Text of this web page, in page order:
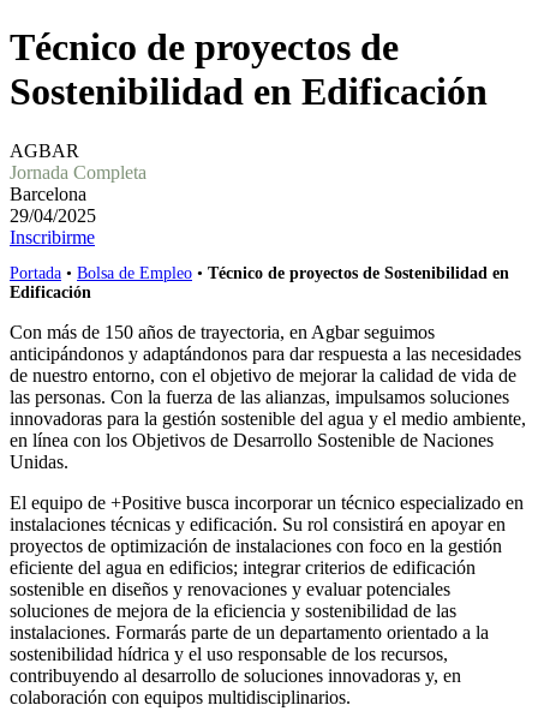
Técnico de proyectos de
Sostenibilidad en Edificación
AGBAR
Jornada Completa
Barcelona
29/04/2025
Inscribirme
Portada • Bolsa de Empleo • Técnico de proyectos de Sostenibilidad en
Edificación
Con más de 150 años de trayectoria, en Agbar seguimos
anticipándonos y adaptándonos para dar respuesta a las necesidades
de nuestro entorno, con el objetivo de mejorar la calidad de vida de
las personas. Con la fuerza de las alianzas, impulsamos soluciones
innovadoras para la gestión sostenible del agua y el medio ambiente,
en línea con los Objetivos de Desarrollo Sostenible de Naciones
Unidas.
El equipo de +Positive busca incorporar un técnico especializado en
instalaciones técnicas y edificación. Su rol consistirá en apoyar en
proyectos de optimización de instalaciones con foco en la gestión
eficiente del agua en edificios; integrar criterios de edificación
sostenible en diseños y renovaciones y evaluar potenciales
soluciones de mejora de la eficiencia y sostenibilidad de las
instalaciones. Formarás parte de un departamento orientado a la
sostenibilidad hídrica y el uso responsable de los recursos,
contribuyendo al desarrollo de soluciones innovadoras y, en
colaboración con equipos multidisciplinarios.